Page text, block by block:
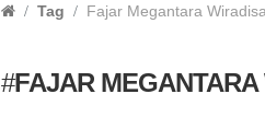
Tag Fajar Megantara
#FAJAR